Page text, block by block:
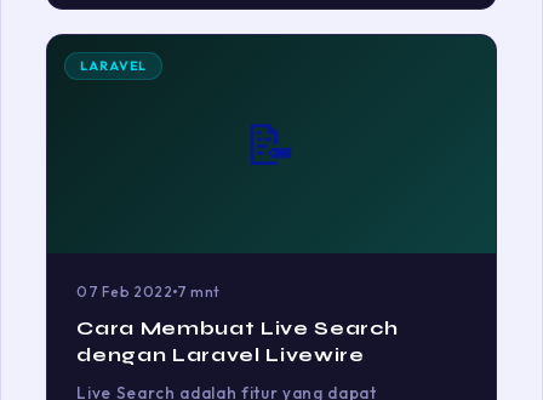
📝
LARAVEL
07 Feb 2022 7 mnt
Cara Membuat Live Search
dengan Laravel Livewire
Live Search adalah fitur yang dapat